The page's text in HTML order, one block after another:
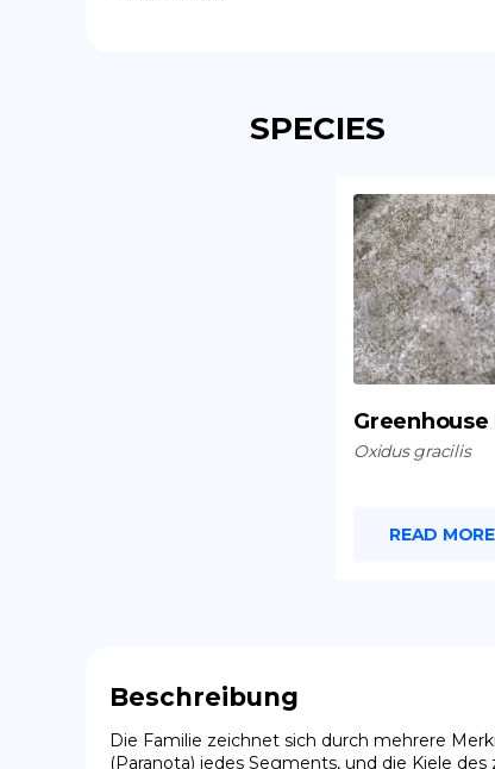
SPECIES
Oxidus gracilis
READ MORE
Beschreibung
Die Familie zeichnet sich durch mehrere
(Paranota) jedes Segments, und die Kiele